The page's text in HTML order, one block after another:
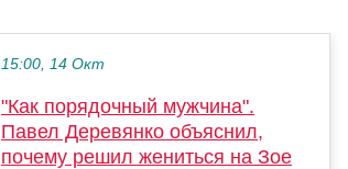
15:00, 14 Окт
"Как порядочный мужчина".
Павел Деревянко объяснил,
почему решил жениться на Зое